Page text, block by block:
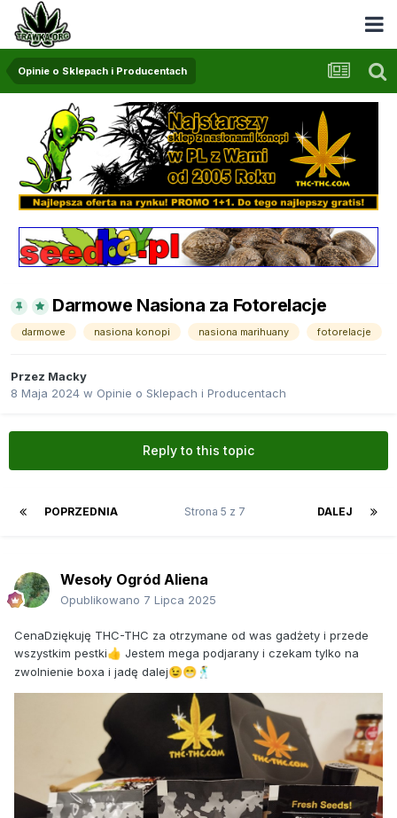
Opinie o Sklepach i Producentach
Darmowe Nasiona za Fotorelacje
darmowe nasiona konopi nasiona marihuany fotorelacje
Przez Macky
8 Maja 2024 w Opinie o Sklepach i Producentach
Reply to this topic
POPRZEDNIA DALEJ
Strona 5 z 7
Wesoły Ogród Aliena
Opublikowano 7 Lipca 2025
CenaDziękuję THC-THC za otrzymane od was gadżety i przede
wszystkim pestki👍 Jestem mega podjarany i czekam tylko na
zwolnienie boxa i jadę dalej😉😁 🕺